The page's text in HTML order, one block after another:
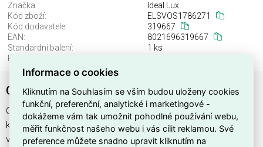
Značka:
Ideal Lux
Kód zboží:
ELSVOS1786271
Kód dodavatele:
319667
EAN:
8021696319667
Standardní balení:
1 ks
Recyklační poplatek:
GAME TRIMLESS ROUND 11W 3000K WH
GAME TRIMLESS ROUND 11W 3000K WH najdete v
kategoriích Svítidla, Svítidla, světelné zdroje a LED osvětlení,
výrobce Ideal Lux, EAN 8021696319667, kód dodavatele
Informace o cookies
Kliknutím na Souhlasím se vším budou uloženy cookies
funkční, preferenční, analytické i marketingové -
dokážeme vám tak umožnit pohodlné používání webu,
měřit funkčnost našeho webu i vás cílit reklamou. Své
preference můžete snadno upravit kliknutím na